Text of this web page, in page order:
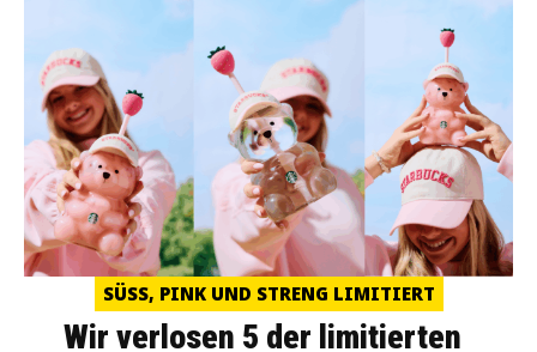
SÜSS, PINK UND STRENG LIMITIERT
Wir verlosen 5 der limitierten